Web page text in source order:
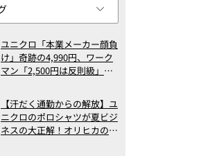
ユニクロ「本業メーカー顔負
け」奇跡の4,990円、ワーク
マン「2,500円は反則級」凄
ト3】（2026年6月版）
【汗だく通勤からの解放】ユ
ニクロのポロシャツが夏ビジ
ネスの大正解！オリヒカの透